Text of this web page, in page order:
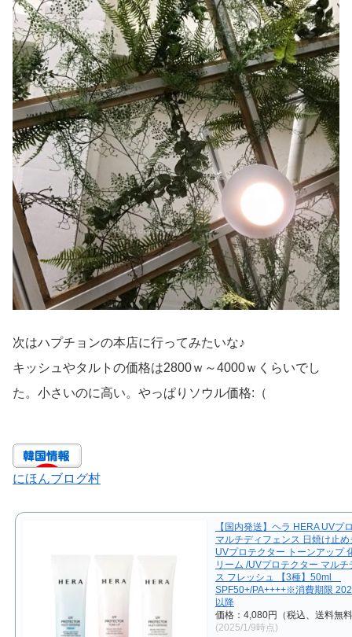
次はハプチョンの本店に行ってみたいな♪
キッシュやタルトの価格は2800ｗ～4000ｗくらいでし
た。小さいのに高い。やっぱりソウル価格:（
にほんブログ村
【国内発送】ヘラ HERA UVプ
マルチディフェンス 日焼け止め
UVプロテクター トーンアップ
リーム /UVプロテクター マルチ
ス フレッシュ 【3種】50ml
SPF50+/PA++++※消費期限
以降
価格：4,080円（税込、送料無
(2025/1/9時点)